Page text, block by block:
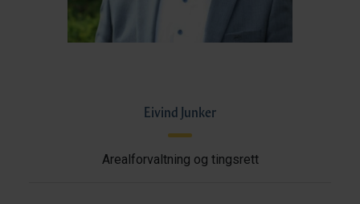
Eivind Junker
Arealforvaltning og tingsrett